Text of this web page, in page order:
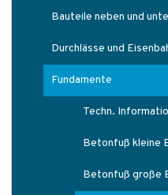
Bauteile neben und
Durchlässe und
Fundamente
Techn.
Betonfuß kleine
Betonfuß große